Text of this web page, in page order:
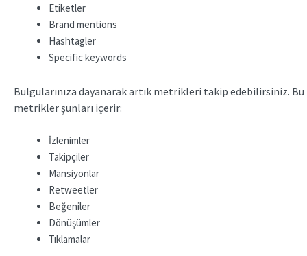
Etiketler
Brand mentions
Hashtagler
Specific keywords
Bulgularınıza dayanarak artık metrikleri takip edebilirsiniz. Bu
metrikler şunları içerir:
İzlenimler
Takipçiler
Mansiyonlar
Retweetler
Beğeniler
Dönüşümler
Tıklamalar